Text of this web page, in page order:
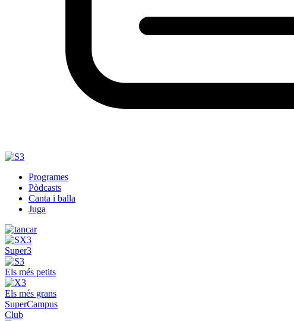
Programes
Pòdcasts
Canta i balla
Juga
Super3
Els més petits
Els més grans
SuperCampus
Club